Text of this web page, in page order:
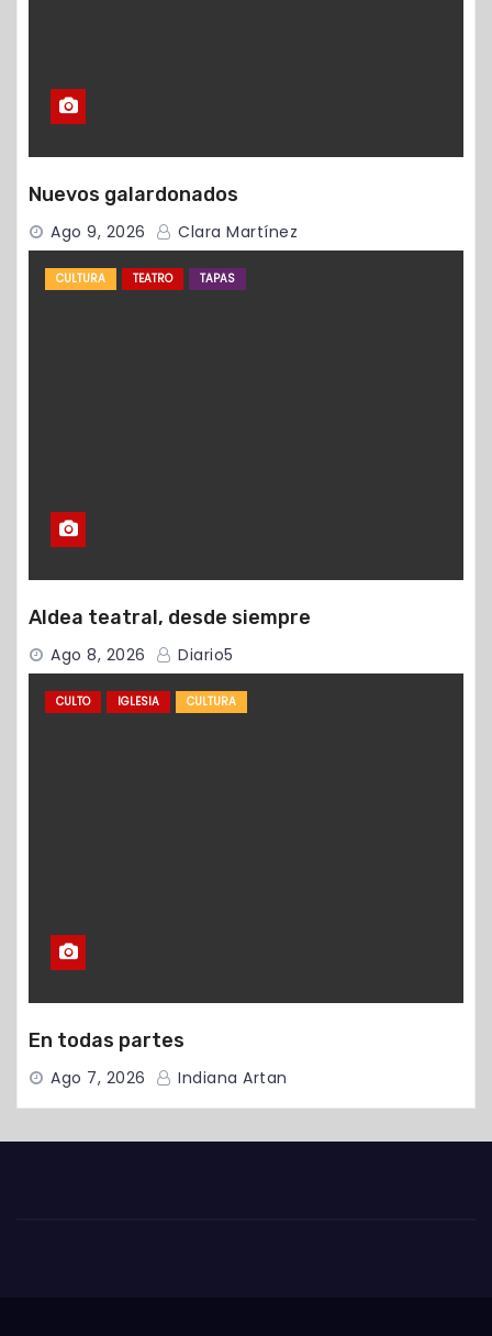
Nuevos galardonados
Ago 9, 2026 Clara Martínez
CULTURA TEATRO TAPAS
Aldea teatral, desde siempre
Ago 8, 2026 Diario5
CULTO IGLESIA CULTURA
En todas partes
Ago 7, 2026 Indiana Artan